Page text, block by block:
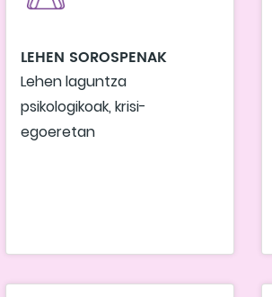
LEHEN SOROSPENAK
Lehen laguntza
psikologikoak, krisi-
egoeretan